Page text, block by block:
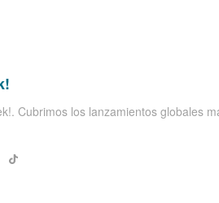
Cubrimos los lanzamientos globales